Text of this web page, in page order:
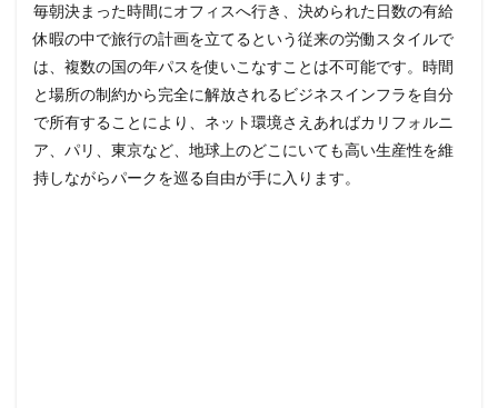
毎朝決まった時間にオフィスへ行き、決められた日数の有給
休暇の中で旅行の計画を立てるという従来の労働スタイルで
は、複数の国の年パスを使いこなすことは不可能です。時間
と場所の制約から完全に解放されるビジネスインフラを自分
で所有することにより、ネット環境さえあればカリフォルニ
ア、パリ、東京など、地球上のどこにいても高い生産性を維
持しながらパークを巡る自由が手に入ります。